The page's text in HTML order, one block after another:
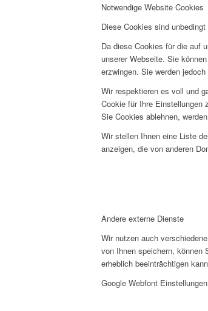
Notwendige Website Cookies
Diese Cookies sind
Da diese Cookies für die auf
unserer Webseite. Sie
erzwingen. Sie werden
Wir respektieren es voll und
Cookie für Ihre Einstellungen
Sie Cookies ablehnen,
Wir stellen Ihnen eine Liste
anzeigen, die von anderen
Andere externe Dienste
Wir nutzen auch
von Ihnen speichern, können
erheblich beeinträchtigen
Google Webfont